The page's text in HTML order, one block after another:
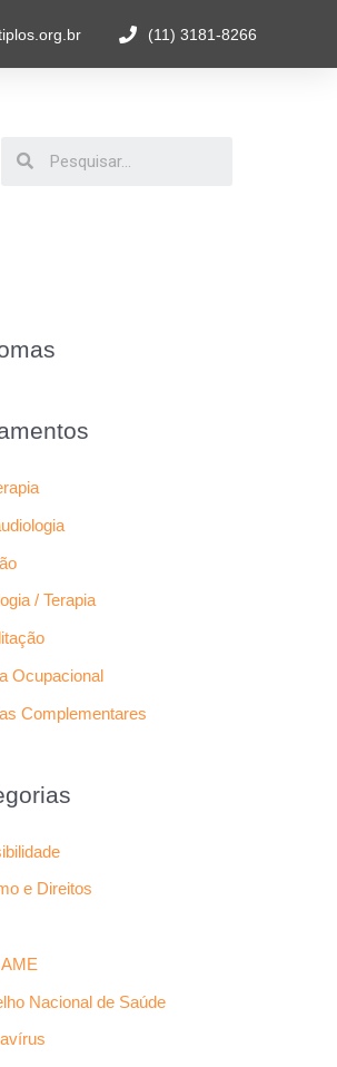
(11) 3181-8266
/ Terapia
Ocupacional
Complementares
e Direitos
Nacional de Saúde